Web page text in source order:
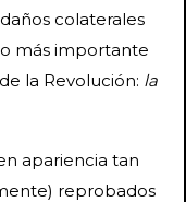
colaterales
más importante
la Revolución: la
apariencia tan
reprobados